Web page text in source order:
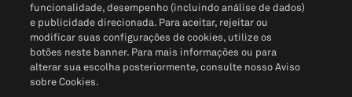
funcionalidade, desempenho (incluindo análise de dados)
e publicidade direcionada. Para aceitar, rejeitar ou
modificar suas configurações de cookies, utilize os
botões neste banner. Para mais informações ou para
alterar sua escolha posteriormente, consulte nosso Aviso
sobre Cookies.